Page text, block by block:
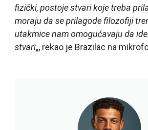
fizički, postoje stvari koje treba
moraju da se prilagode filozofiji
utakmice nam omogućavaju da
stvari„, rekao je Brazilac na